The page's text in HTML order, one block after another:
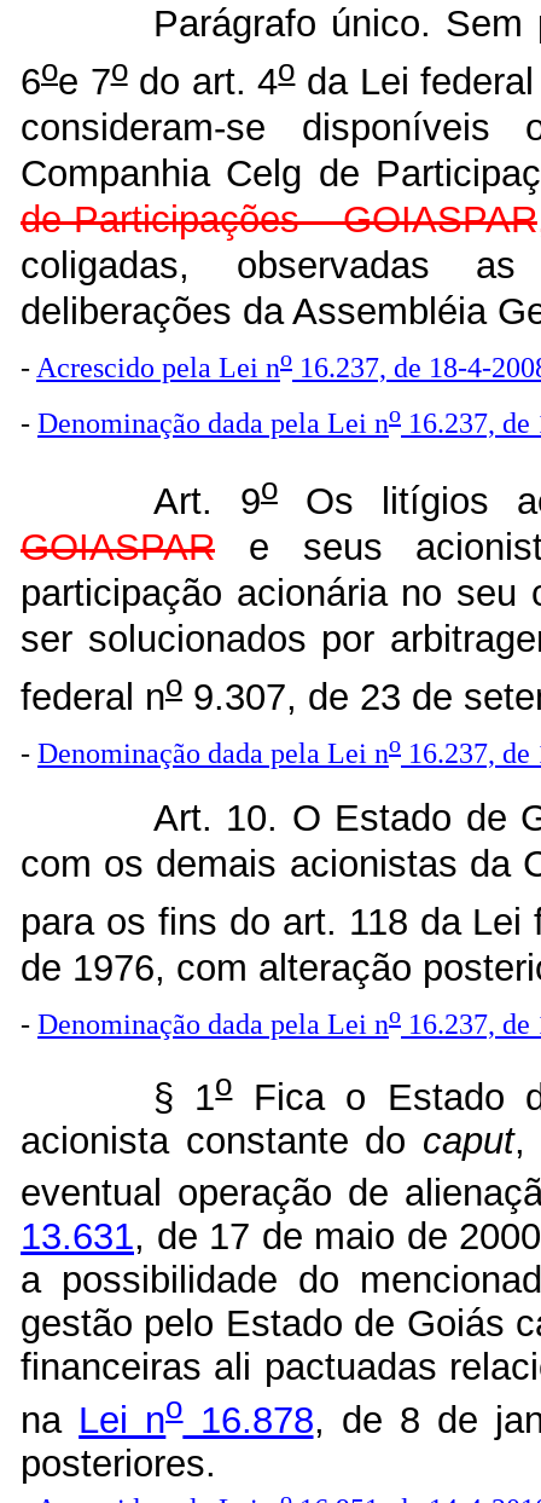
Parágrafo único.
6oe 7odo art. 4oda Lei
consideram-se
Companhia Celg de
de Participações – GOIASPAR
coligadas, observadas
deliberações da Assembléia
- Acrescido pela Lei no 16.237, de 18-4-
- Denominação dada pela Lei no 16.237,
Art. 9oOs litígios
GOIASPAR
e seus
participação acionária no seu
ser solucionados por
federal no 9.307, de 23 de
- Denominação dada pela Lei no 16.237,
Art. 10. O Estado de
com os demais acionistas da
para os fins do art. 118 da Lei
de 1976, com alteração
- Denominação dada pela Lei no 16.237,
§ 1oFica o Estado
acionista constante do caput,
eventual operação de
13.631, de 17 de maio de
a possibilidade do
gestão pelo Estado de Goiás
financeiras ali pactuadas
na Lei no16.878, de 8 de
posteriores.